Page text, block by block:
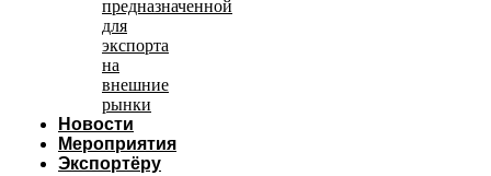
предназначенной
для
экспорта
на
внешние
рынки
Новости
Мероприятия
Экспортёру